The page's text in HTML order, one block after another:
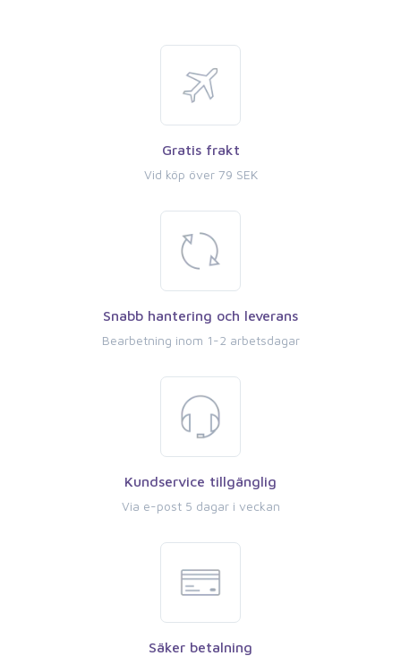
Gratis frakt
Vid köp över 79 SEK
Snabb hantering och leverans
Bearbetning inom 1-2 arbetsdagar
Kundservice tillgänglig
Via e-post 5 dagar i veckan
Säker betalning